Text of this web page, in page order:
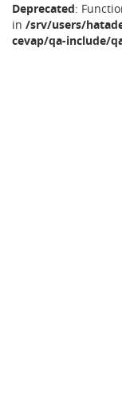
Deprecated:
in /srv/users/
cevap/qa-include/